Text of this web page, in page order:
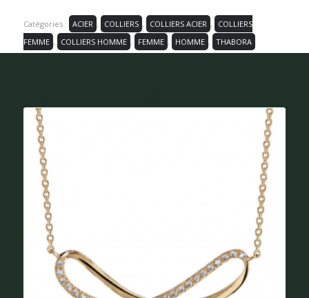
Catégories : ACIER , COLLIERS , COLLIERS ACIER ,
COLLIERS
FEMME , COLLIERS HOMME , FEMME , HOMME , THABORA